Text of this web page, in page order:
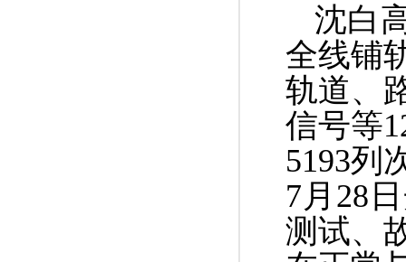
沈白
全线铺
轨道、
信号等
5193列
7月28
测试、